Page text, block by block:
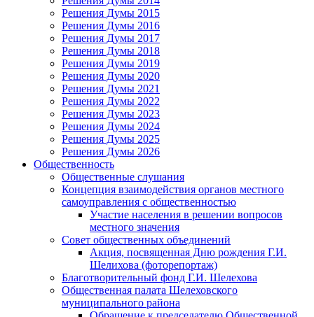
Решения Думы 2015
Решения Думы 2016
Решения Думы 2017
Решения Думы 2018
Решения Думы 2019
Решения Думы 2020
Решения Думы 2021
Решения Думы 2022
Решения Думы 2023
Решения Думы 2024
Решения Думы 2025
Решения Думы 2026
Общественность
Общественные слушания
Концепция взаимодействия органов местного
самоуправления с общественностью
Участие населения в решении вопросов
местного значения
Совет общественных объединений
Акция, посвященная Дню рождения Г.И.
Шелихова (фоторепортаж)
Благотворительный фонд Г.И. Шелехова
Общественная палата Шелеховского
муниципального района